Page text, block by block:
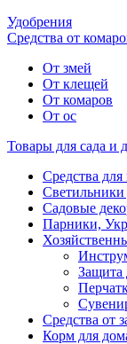
Удобрения
Средства от
От змей
От клещей
От комаров
От ос
Товары для сада и
Средства
Светильники
Садовые
Парники,
Защита
Средства от
Корм для